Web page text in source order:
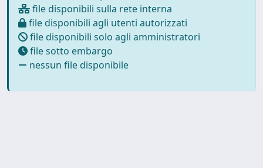
file disponibili sulla rete interna
file disponibili agli utenti autorizzati
file disponibili solo agli amministratori
file sotto embargo
nessun file disponibile